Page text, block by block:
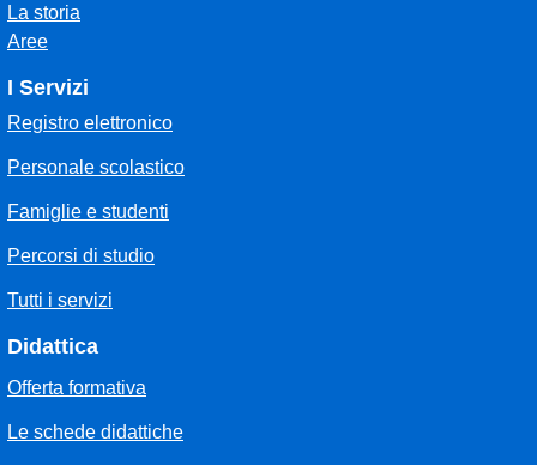
La storia
Aree
I Servizi
Registro elettronico
Personale scolastico
Famiglie e studenti
Percorsi di studio
Tutti i servizi
Didattica
Offerta formativa
Le schede didattiche